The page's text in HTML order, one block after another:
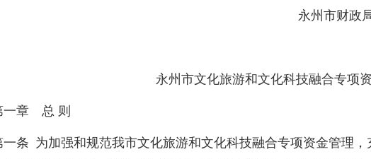
永州市财
永州市文化旅游和文化科技融合专项
一章 总 则
一条 为加强和规范我市文化旅游和文化科技融合专项资金管理